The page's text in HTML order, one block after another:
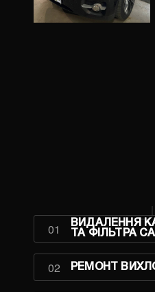
01
ВИДАЛЕННЯ
ТА ФІЛЬТРА
02 РЕМОНТ